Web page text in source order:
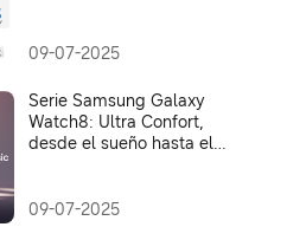
09-07-2025
Serie Samsung Galaxy
Watch8: Ultra Confort,
desde el sueño hasta el
09-07-2025